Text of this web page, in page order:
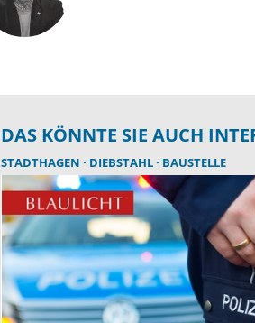
DAS KÖNNTE SIE AUCH
STADTHAGEN DIEBSTAHL BAUSTELLE